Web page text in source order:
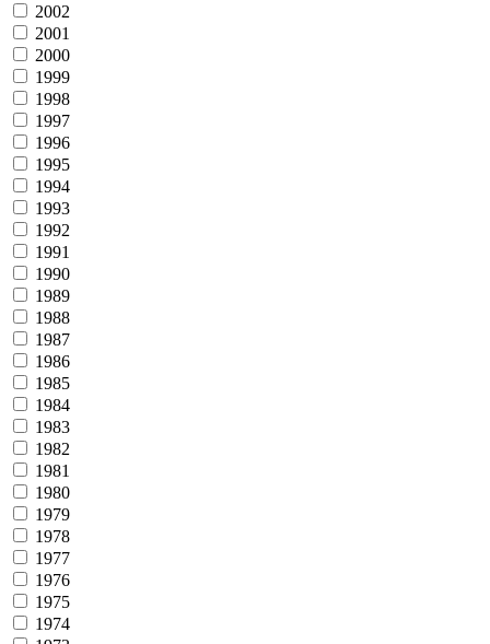
2002
2001
2000
1999
1998
1997
1996
1995
1994
1993
1992
1991
1990
1989
1988
1987
1986
1985
1984
1983
1982
1981
1980
1979
1978
1977
1976
1975
1974